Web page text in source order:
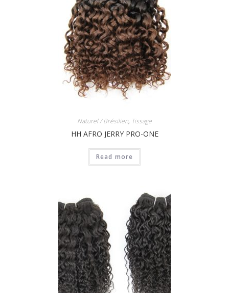
Naturel / Brésilien, Tissage
HH AFRO JERRY PRO-ONE
Read more